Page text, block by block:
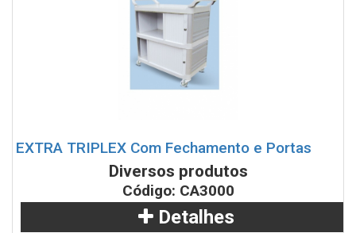
EXTRA TRIPLEX Com Fechamento e Portas
Diversos produtos
Código: CA3000
Detalhes